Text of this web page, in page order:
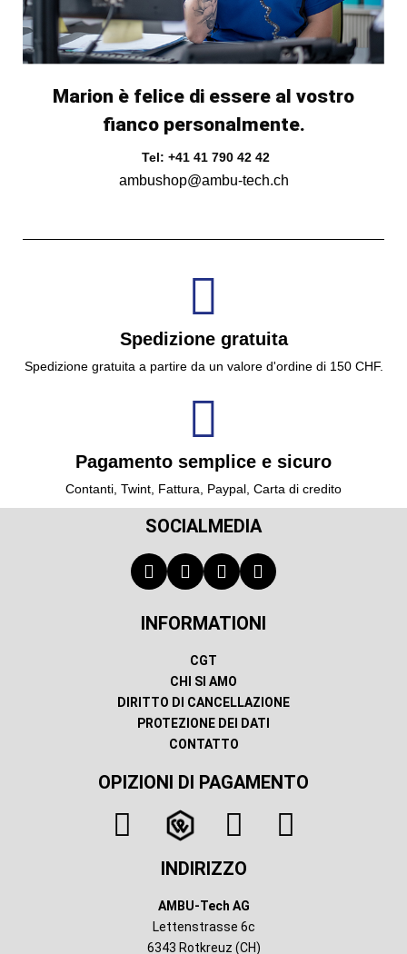
Marion è felice di essere al vostro
fianco personalmente.
Tel: +41 41 790 42 42
ambushop@ambu-tech.ch
Spedizione gratuita
Spedizione gratuita a partire da un valore d'ordine di 150 CHF.
Pagamento semplice e sicuro
Contanti, Twint, Fattura, Paypal, Carta di credito
SOCIALMEDIA
INFORMATIONI
CGT
CHI SI AMO
DIRITTO DI CANCELLAZIONE
PROTEZIONE DEI DATI
CONTATTO
OPIZIONI DI PAGAMENTO
INDIRIZZO
AMBU-Tech AG
Lettenstrasse 6c
6343 Rotkreuz (CH)